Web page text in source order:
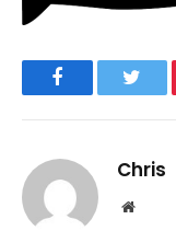
Facebook
Chris
Website